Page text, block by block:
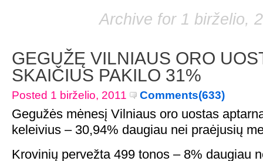
Archive for 1 birželio,
GEGUŽĘ VILNIAUS ORO
SKAIČIUS PAKILO 31%
Posted 1 birželio, 2011 Comments(633)
Gegužės mėnesį Vilniaus oro uostas
keleivius – 30,94% daugiau nei praėjusių
Krovinių pervežta 499 tonos – 8% daugiau